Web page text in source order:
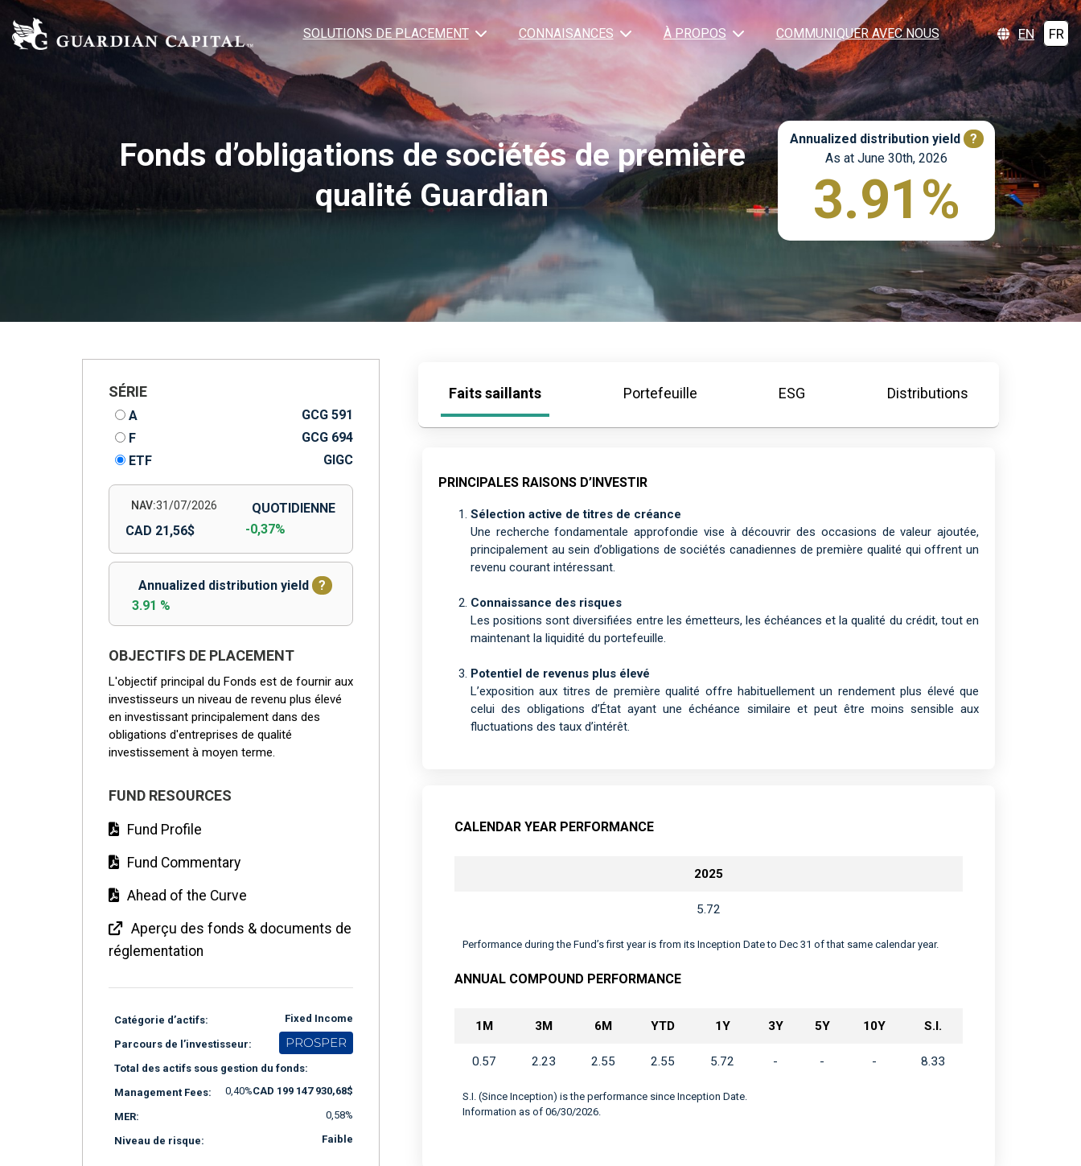
SOLUTIONS DE PLACEMENT CONNAISANCES À PROPOS COMMUNIQUER AVEC NOUS EN FR
Fonds d’obligations de sociétés de première
qualité Guardian
Annualized distribution yield
?
As at June 30th, 2026
3.91%
SÉRIE
A
GCG 591
F
GCG 694
ETF
GIGC
NAV:31/07/2026
CAD 21,56$
QUOTIDIENNE
-0,37%
Annualized distribution yield
?
3.91 %
OBJECTIFS DE PLACEMENT
L'objectif principal du Fonds est de fournir aux
investisseurs un niveau de revenu plus élevé
en investissant principalement dans des
obligations d'entreprises de qualité
investissement à moyen terme.
FUND RESOURCES
Fund Profile
Fund Commentary
Ahead of the Curve
Aperçu des fonds & documents de
réglementation
Catégorie d’actifs: Fixed Income
Parcours de l’investisseur: PROSPER
Total des actifs sous gestion du fonds:
CAD 199 147 930,68$
Management Fees: 0,40%
MER: 0,58%
Niveau de risque: Faible
Faits saillants Portefeuille ESG Distributions
PRINCIPALES RAISONS D’INVESTIR
Sélection active de titres de créance
Une recherche fondamentale approfondie vise à découvrir des occasions de valeur ajoutée,
principalement au sein d’obligations de sociétés canadiennes de première qualité qui offrent un
revenu courant intéressant.
Connaissance des risques
Les positions sont diversifiées entre les émetteurs, les échéances et la qualité du crédit, tout en
maintenant la liquidité du portefeuille.
Potentiel de revenus plus élevé
L’exposition aux titres de première qualité offre habituellement un rendement plus élevé que
celui des obligations d’État ayant une échéance similaire et peut être moins sensible aux
fluctuations des taux d’intérêt.
CALENDAR YEAR PERFORMANCE
2025
5.72
Performance during the Fund’s first year is from its Inception Date to Dec 31 of that same calendar year.
ANNUAL COMPOUND PERFORMANCE
1M 3M 6M YTD 1Y 3Y 5Y 10Y S.I.
0.57 2.23 2.55 2.55 5.72 - - - 8.33
S.I. (Since Inception) is the performance since Inception Date.
Information as of 06/30/2026.